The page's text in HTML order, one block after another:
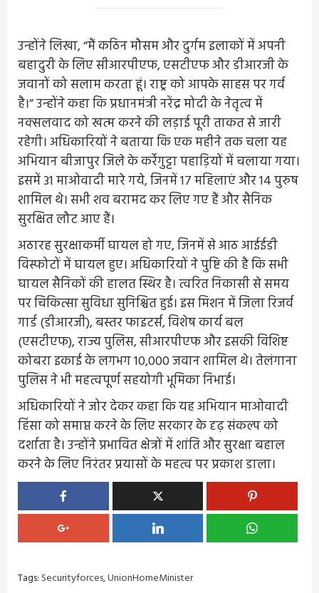
उन्होंने लिखा, “मैं कठिन मौसम और दुर्गम इलाकों में अपनी
बहादुरी के लिए सीआरपीएफ, एसटीएफ और डीआरजी के
जवानों को सलाम करता हूं। राष्ट्र को आपके साहस पर गर्व
है।” उन्होंने कहा कि प्रधानमंत्री नरेंद्र मोदी के नेतृत्व में
नक्सलवाद को खत्म करने की लड़ाई पूरी ताकत से जारी
रहेगी। अधिकारियों ने बताया कि एक महीने तक चला यह
अभियान बीजापुर जिले के कर्रेगुट्टा पहाड़ियों में चलाया गया।
इसमें 31 माओवादी मारे गये, जिनमें 17 महिलाएं और 14 पुरुष
शामिल थे। सभी शव बरामद कर लिए गए हैं और सैनिक
सुरक्षित लौट आए हैं।
अठारह सुरक्षाकर्मी घायल हो गए, जिनमें से आठ आईईडी
विस्फोटों में घायल हुए। अधिकारियों ने पुष्टि की है कि सभी
घायल सैनिकों की हालत स्थिर है। त्वरित निकासी से समय
पर चिकित्सा सुविधा सुनिश्चित हुई। इस मिशन में जिला रिजर्व
गार्ड (डीआरजी), बस्तर फाइटर्स, विशेष कार्य बल
(एसटीएफ), राज्य पुलिस, सीआरपीएफ और इसकी विशिष्ट
कोबरा इकाई के लगभग 10,000 जवान शामिल थे। तेलंगाना
पुलिस ने भी महत्वपूर्ण सहयोगी भूमिका निभाई।
अधिकारियों ने जोर देकर कहा कि यह अभियान माओवादी
हिंसा को समाप्त करने के लिए सरकार के दृढ़ संकल्प को
दर्शाता है। उन्होंने प्रभावित क्षेत्रों में शांति और सुरक्षा बहाल
करने के लिए निरंतर प्रयासों के महत्व पर प्रकाश डाला।
Tags: Securityforces,UnionHomeMinister